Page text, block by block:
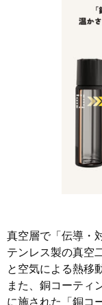
真空層で「伝導・
テンレス製の真空
と空気による熱移
また、銅コーティ
に施された「銅コ